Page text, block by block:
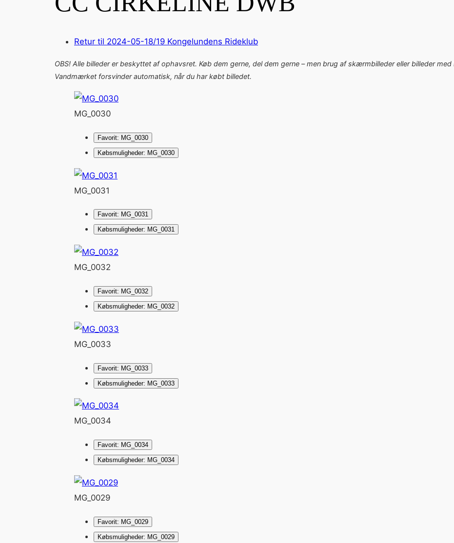
Retur til 2024-05-18/19 Kongelundens Rideklub
OBS! Alle billeder er beskyttet af ophavsret. Køb dem gerne, del dem gerne – men brug af skærmbilleder eller billeder
Vandmærket forsvinder automatisk, når du har købt billedet.
MG_0030
Favorit: MG_0030
Købsmuligheder: MG_0030
MG_0031
Favorit: MG_0031
Købsmuligheder: MG_0031
MG_0032
Favorit: MG_0032
Købsmuligheder: MG_0032
MG_0033
Favorit: MG_0033
Købsmuligheder: MG_0033
MG_0034
Favorit: MG_0034
Købsmuligheder: MG_0034
MG_0029
Favorit: MG_0029
Købsmuligheder: MG_0029